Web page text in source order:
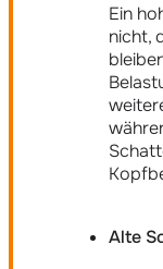
Ein
nicht,
Alte